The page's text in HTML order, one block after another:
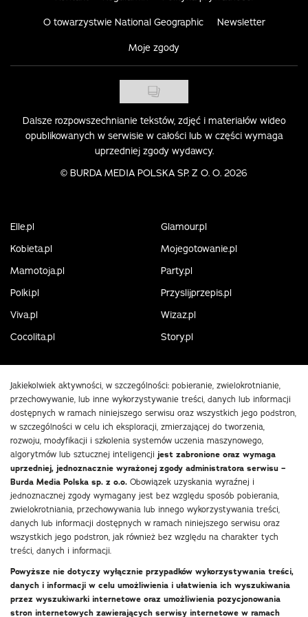
O towarzystwie National Geographic Newsletter
Moje zgody
Dalsze rozpowszechnianie tekstów, zdjęć i materiałów wideo
opublikowanych w serwisie w całości lub w części wymaga
uprzedniej zgody wydawcy.
© BURDA MEDIA POLSKA SP. Z O. O. 2026
Elle.pl
Glamour.pl
Kobieta.pl
Mojegotowanie.pl
Mamotoja.pl
Party.pl
Polki.pl
Przyslijprzepis.pl
Viva.pl
Wizaz.pl
Cocolita.pl
Story.pl
Jakiekolwiek aktywności, w szczególności: pobieranie, zwielokrotnianie,
przechowywanie, lub inne wykorzystywanie treści, danych lub informacji
dostępnych w ramach niniejszego serwisu oraz wszystkich jego podstron,
w szczególności w celu ich eksploracji, zmierzającej do tworzenia,
rozwoju, modyfikacji i szkolenia systemów uczenia maszynowego,
algorytmów lub sztucznej inteligencji jest zabronione oraz wymaga
uprzedniej, jednoznacznie wyrażonej zgody administratora serwisu –
Burda Media Polska sp. z o.o. Obowiązek uzyskania wyraźnej i
jednoznacznej zgody wymagany jest bez względu sposób pobierania,
zwielokrotniania, przechowywania lub innego wykorzystywania treści,
danych lub informacji dostępnych w ramach niniejszego serwisu oraz
wszystkich jego podstron, jak również bez względu na charakter tych
treści, danych i informacji.
Powyższe nie dotyczy wyłącznie przypadków wykorzystywania treści,
danych i informacji w celu umożliwienia i ułatwienia ich wyszukiwania
przez wyszukiwarki internetowe oraz umożliwienia pozycjonowania
stron internetowych zawierających serwisy internetowe w ramach